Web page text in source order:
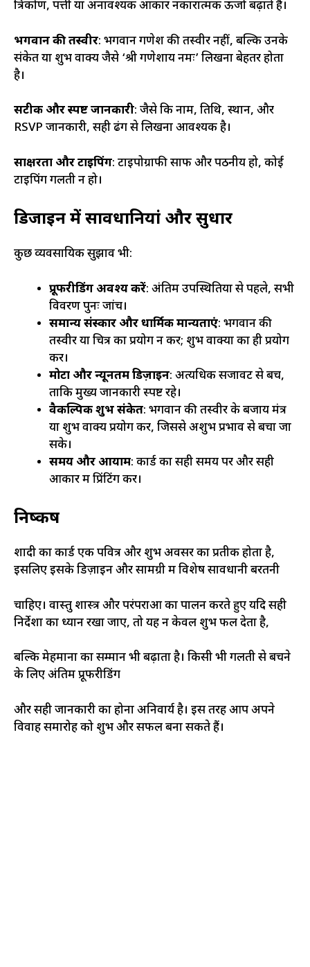
त्रिकोण, पत्ती या अनावश्यक आकार नकारात्मक ऊर्जा बढ़ाते हैं।
भगवान की तस्वीर: भगवान गणेश की तस्वीर नहीं, बल्कि उनके
संकेत या शुभ वाक्य जैसे ‘श्री गणेशाय नमः’ लिखना बेहतर होता
है।
सटीक और स्पष्ट जानकारी: जैसे कि नाम, तिथि, स्थान, और
RSVP जानकारी, सही ढंग से लिखना आवश्यक है।
साक्षरता और टाइपिंग: टाइपोग्राफी साफ और पठनीय हो, कोई
टाइपिंग गलती न हो।
डिजाइन में सावधानियां और सुधार
कुछ व्यवसायिक सुझाव भी:
प्रूफरीडिंग अवश्य करें: अंतिम उपस्थितियों से पहले, सभी
विवरण पुनः जांचें।
समान्य संस्कार और धार्मिक मान्यताएं: भगवान की
तस्वीर या चित्र का प्रयोग न करें; शुभ वाक्यों का ही प्रयोग
करें।
मोटा और न्यूनतम डिज़ाइन: अत्यधिक सजावट से बचें,
ताकि मुख्य जानकारी स्पष्ट रहे।
वैकल्पिक शुभ संकेत: भगवान की तस्वीर के बजाय मंत्र
या शुभ वाक्य प्रयोग करें, जिससे अशुभ प्रभाव से बचा जा
सके।
समय और आयाम: कार्ड का सही समय पर और सही
आकार में प्रिंटिंग करें।
निष्कर्ष
शादी का कार्ड एक पवित्र और शुभ अवसर का प्रतीक होता है,
इसलिए इसके डिज़ाइन और सामग्री में विशेष सावधानी बरतनी
चाहिए। वास्तु शास्त्र और परंपराओं का पालन करते हुए यदि सही
निर्देशों का ध्यान रखा जाए, तो यह न केवल शुभ फल देता है,
बल्कि मेहमानों का सम्मान भी बढ़ाता है। किसी भी गलती से बचने
के लिए अंतिम प्रूफरीडिंग
और सही जानकारी का होना अनिवार्य है। इस तरह आप अपने
विवाह समारोह को शुभ और सफल बना सकते हैं।